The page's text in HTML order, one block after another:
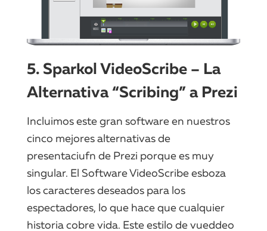
5. Sparkol VideoScribe – La
Alternativa “Scribing” a Prezi
Incluimos este gran software en nuestros
cinco mejores alternativas de
presentaciufn de Prezi porque es muy
singular. El Software VideoScribe esboza
los caracteres deseados para los
espectadores, lo que hace que cualquier
historia cobre vida. Este estilo de vueddeo